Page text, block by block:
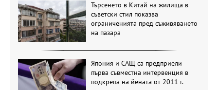
Търсенето в Китай на жилища в
съветски стил показва
ограниченията пред съживяването
на пазара
Япония и САЩ са предприели
първа съвместна интервенция в
подкрепа на йената от 2011 г.